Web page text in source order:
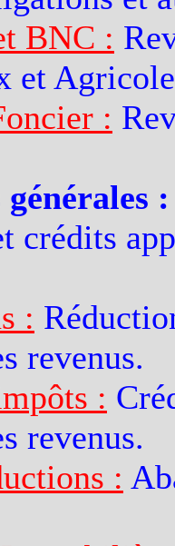
BNC :
et
:
:
crédits
:
revenus.
:
revenus.
: